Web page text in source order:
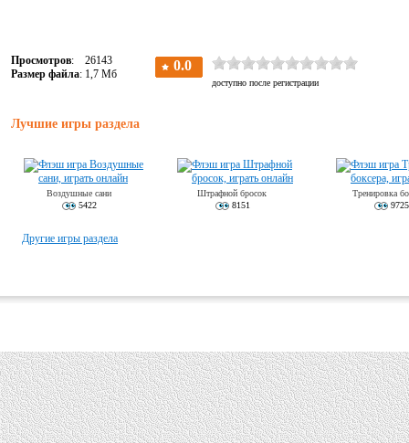
Просмотров: 26143
Размер файла: 1,7 Мб
Лучшие игры раздела
Воздушные сани
5422
Штрафной бросок
8151
Тренировка
9725
Другие игры раздела